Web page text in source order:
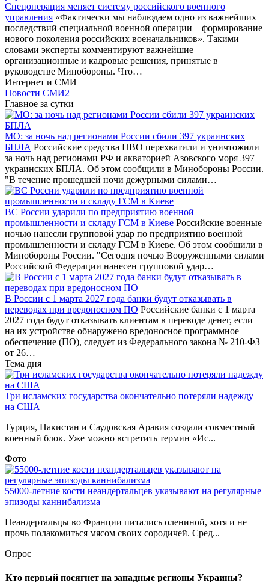
Спецоперация меняет систему российского военного
управления «Фактически мы наблюдаем одно из важнейших
последствий специальной военной операции – формирование
нового поколения российских военачальников». Такими
словами эксперты комментируют важнейшие
организационные и кадровые решения, принятые в
руководстве Минобороны. Что…
Интернет и СМИ
Новости СМИ2
Главное за сутки
МО: за ночь над регионами России сбили 397 украинских
БПЛА Российские средства ПВО перехватили и уничтожили
за ночь над регионами РФ и акваторией Азовского моря 397
украинских БПЛА. Об этом сообщили в Минобороны России.
"В течение прошедшей ночи дежурными силами…
ВС России ударили по предприятию военной
промышленности и складу ГСМ в Киеве Российские военные
ночью нанесли групповой удар по предприятию военной
промышленности и складу ГСМ в Киеве. Об этом сообщили в
Минобороны России. "Сегодня ночью Вооруженными силами
Российской Федерации нанесен групповой удар…
В России с 1 марта 2027 года банки будут отказывать в
переводах при вредоносном ПО Российские банки с 1 марта
2027 года будут отказывать клиентам в переводе денег, если
на их устройстве обнаружено вредоносное программное
обеспечение (ПО), следует из Федерального закона № 210-ФЗ
от 26…
Тема дня
Три исламских государства окончательно потеряли надежду
на США
Турция, Пакистан и Саудовская Аравия создали совместный
военный блок. Уже можно встретить термин «Ис...
Фото
55000-летние кости неандертальцев указывают на регулярные
эпизоды каннибализма
Неандертальцы во Франции питались олениной, хотя и не
прочь полакомиться мясом своих сородичей. Сред...
Опрос
Кто первый посягнет на западные регионы Украины?